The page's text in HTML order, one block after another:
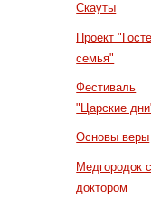
Скауты
Проект
семья"
Фестиваль
"Царские
Основы веры
Медгородок с
доктором